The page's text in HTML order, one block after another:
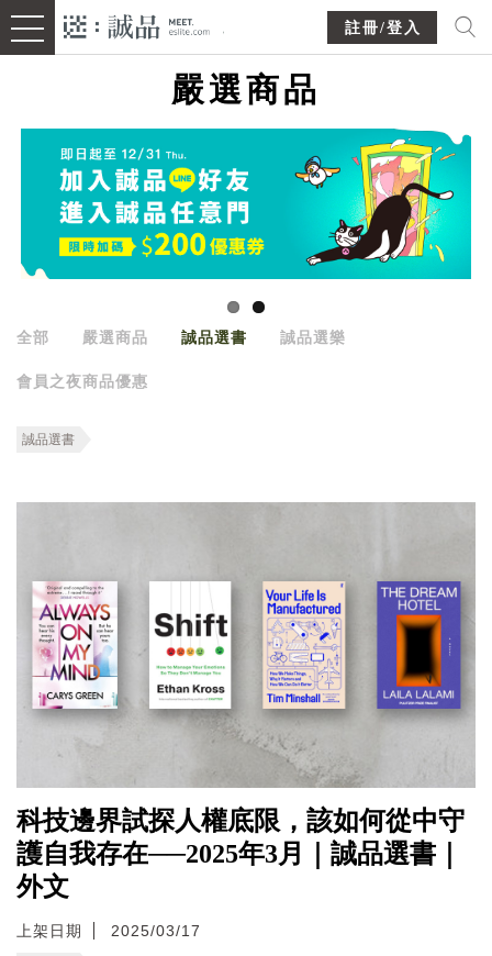
註冊/登入
嚴選商品
全部 嚴選商品 誠品選書 誠品選樂
會員之夜商品優惠
誠品選書
科技邊界試探人權底限，該如何從中守
護自我存在──2025年3月｜誠品選書｜
外文
上架日期 2025/03/17